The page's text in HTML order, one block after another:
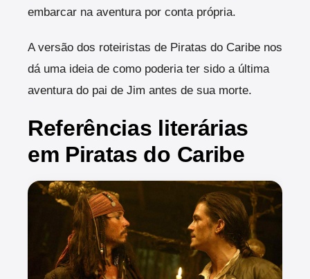
embarcar na aventura por conta própria.
A versão dos roteiristas de Piratas do Caribe nos
dá uma ideia de como poderia ter sido a última
aventura do pai de Jim antes de sua morte.
Referências literárias
em Piratas do Caribe